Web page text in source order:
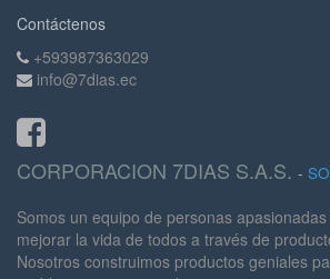
Contáctenos
+593987363029
info@7dias.ec
CORPORACION 7DIAS S.A.S. -
Somos un equipo de personas
mejorar la vida de todos a través de
Nosotros construimos productos geniales